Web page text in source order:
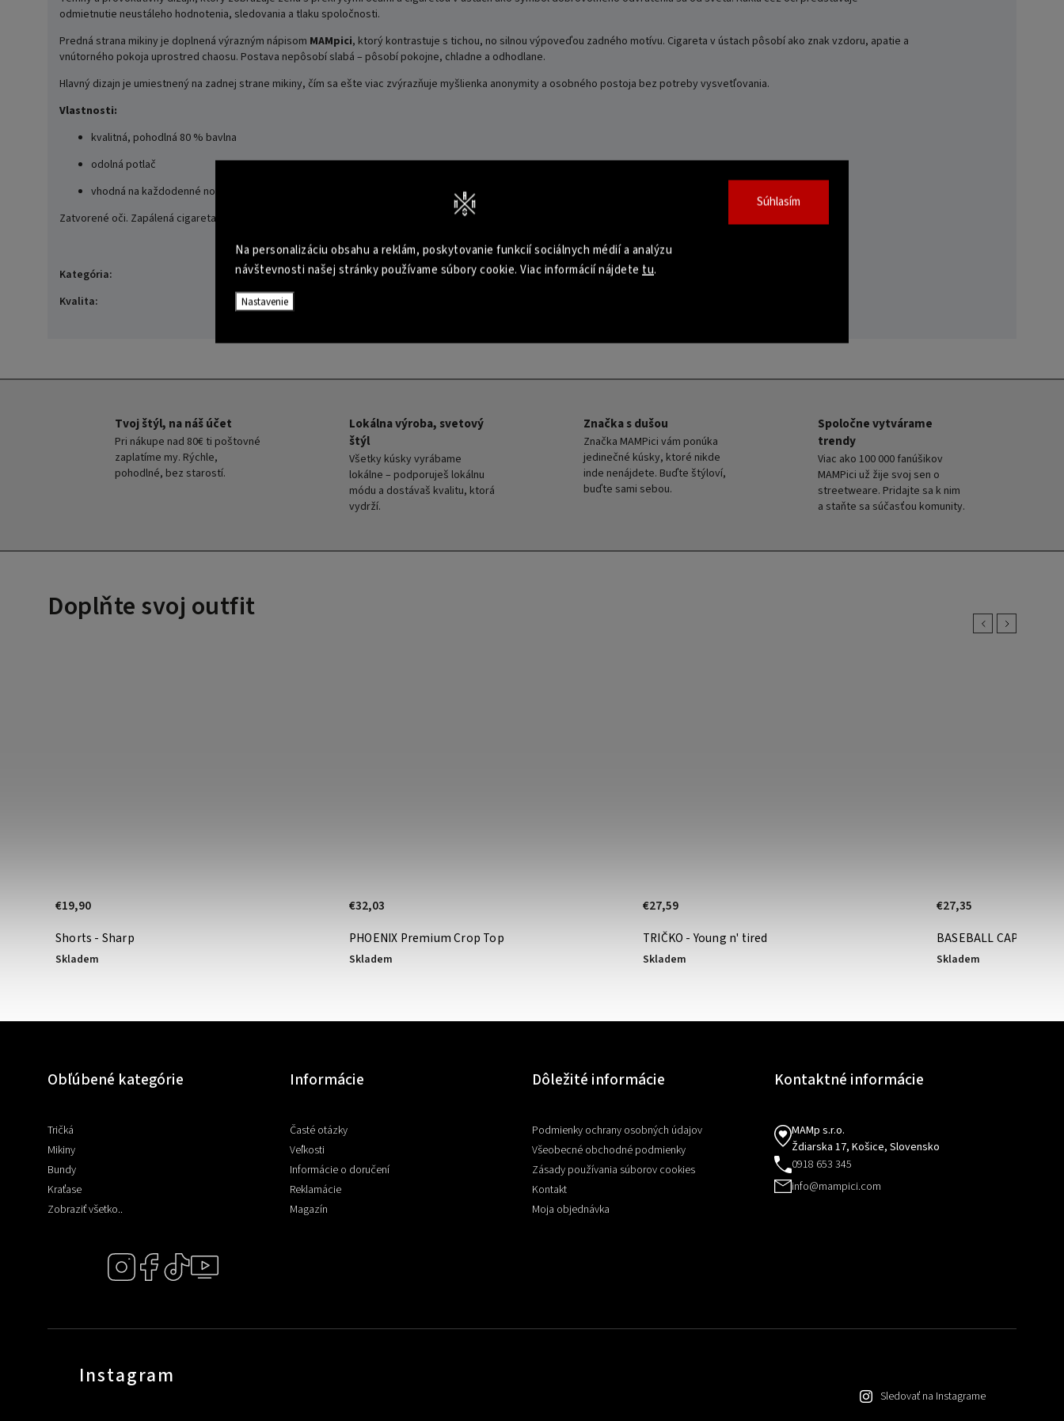
Na personalizáciu obsahu a reklám, poskytovanie funkcií sociálnych médií a analýzu
návštevnosti našej stránky používame súbory cookie. Viac informácií nájdete tu.
Nastavenie
Súhlasím
odmietnutie neustáleho hodnotenia, sledovania a tlaku spoločnosti.
Predná strana mikiny je doplnená výrazným nápisom MAMpici, ktorý kontrastuje s tichou, no silnou výpoveďou zadného motívu. Cigareta v ústach pôsobí ako znak vzdoru, apatie a
vnútorného pokoja uprostred chaosu. Postava nepôsobí slabá – pôsobí pokojne, chladne a odhodlane.
Hlavný dizajn je umiestnený na zadnej strane mikiny, čím sa ešte viac zvýrazňuje myšlienka anonymity a osobného postoja bez potreby vysvetľovania.
Vlastnosti:
kvalitná, pohodlná 80 % bavlna
odolná potlač
vhodná na každodenné nosenie aj ako výrazný streetový statement
Zatvorené oči. Zapálená cigareta. Jasný postoj.
Kategória:
Mikiny
Kvalita: Basic
Tvoj štýl, na náš účet
Pri nákupe nad 80€ ti poštovné
zaplatíme my. Rýchle,
pohodlné, bez starostí.
Lokálna výroba, svetový
štýl
Všetky kúsky vyrábame
lokálne – podporuješ lokálnu
módu a dostávaš kvalitu, ktorá
vydrží.
Značka s dušou
Značka MAMPici vám ponúka
jedinečné kúsky, ktoré nikde
inde nenájdete. Buďte štýloví,
buďte sami sebou.
Spoločne vytvárame
trendy
Viac ako 100 000 fanúšikov
MAMPici už žije svoj sen o
streetweare. Pridajte sa k nim
a staňte sa súčasťou komunity.
Doplňte svoj outfit Previous
Shorts - Sharp
Skladem
€19,90
PHOENIX Premium Crop Top
Skladem
€32,03
TRIČKO - Young n' tired
Skladem
€27,59
BASEBALL CAP -
Skladem
€27,35
Next
Obľúbené kategórie
Tričká
Mikiny
Bundy
Kraťase
Zobraziť všetko..
Informácie
Časté otázky
Veľkosti
Informácie o doručení
Reklamácie
Magazín
Dôležité informácie
Podmienky ochrany osobných údajov
Všeobecné obchodné podmienky
Zásady používania súborov cookies
Kontakt
Moja objednávka
Kontaktné informácie
MAMp s.r.o.
Ždiarska 17, Košice, Slovensko
0918 653 345
info@mampici.com
Instagram
Sledovať na Instagrame